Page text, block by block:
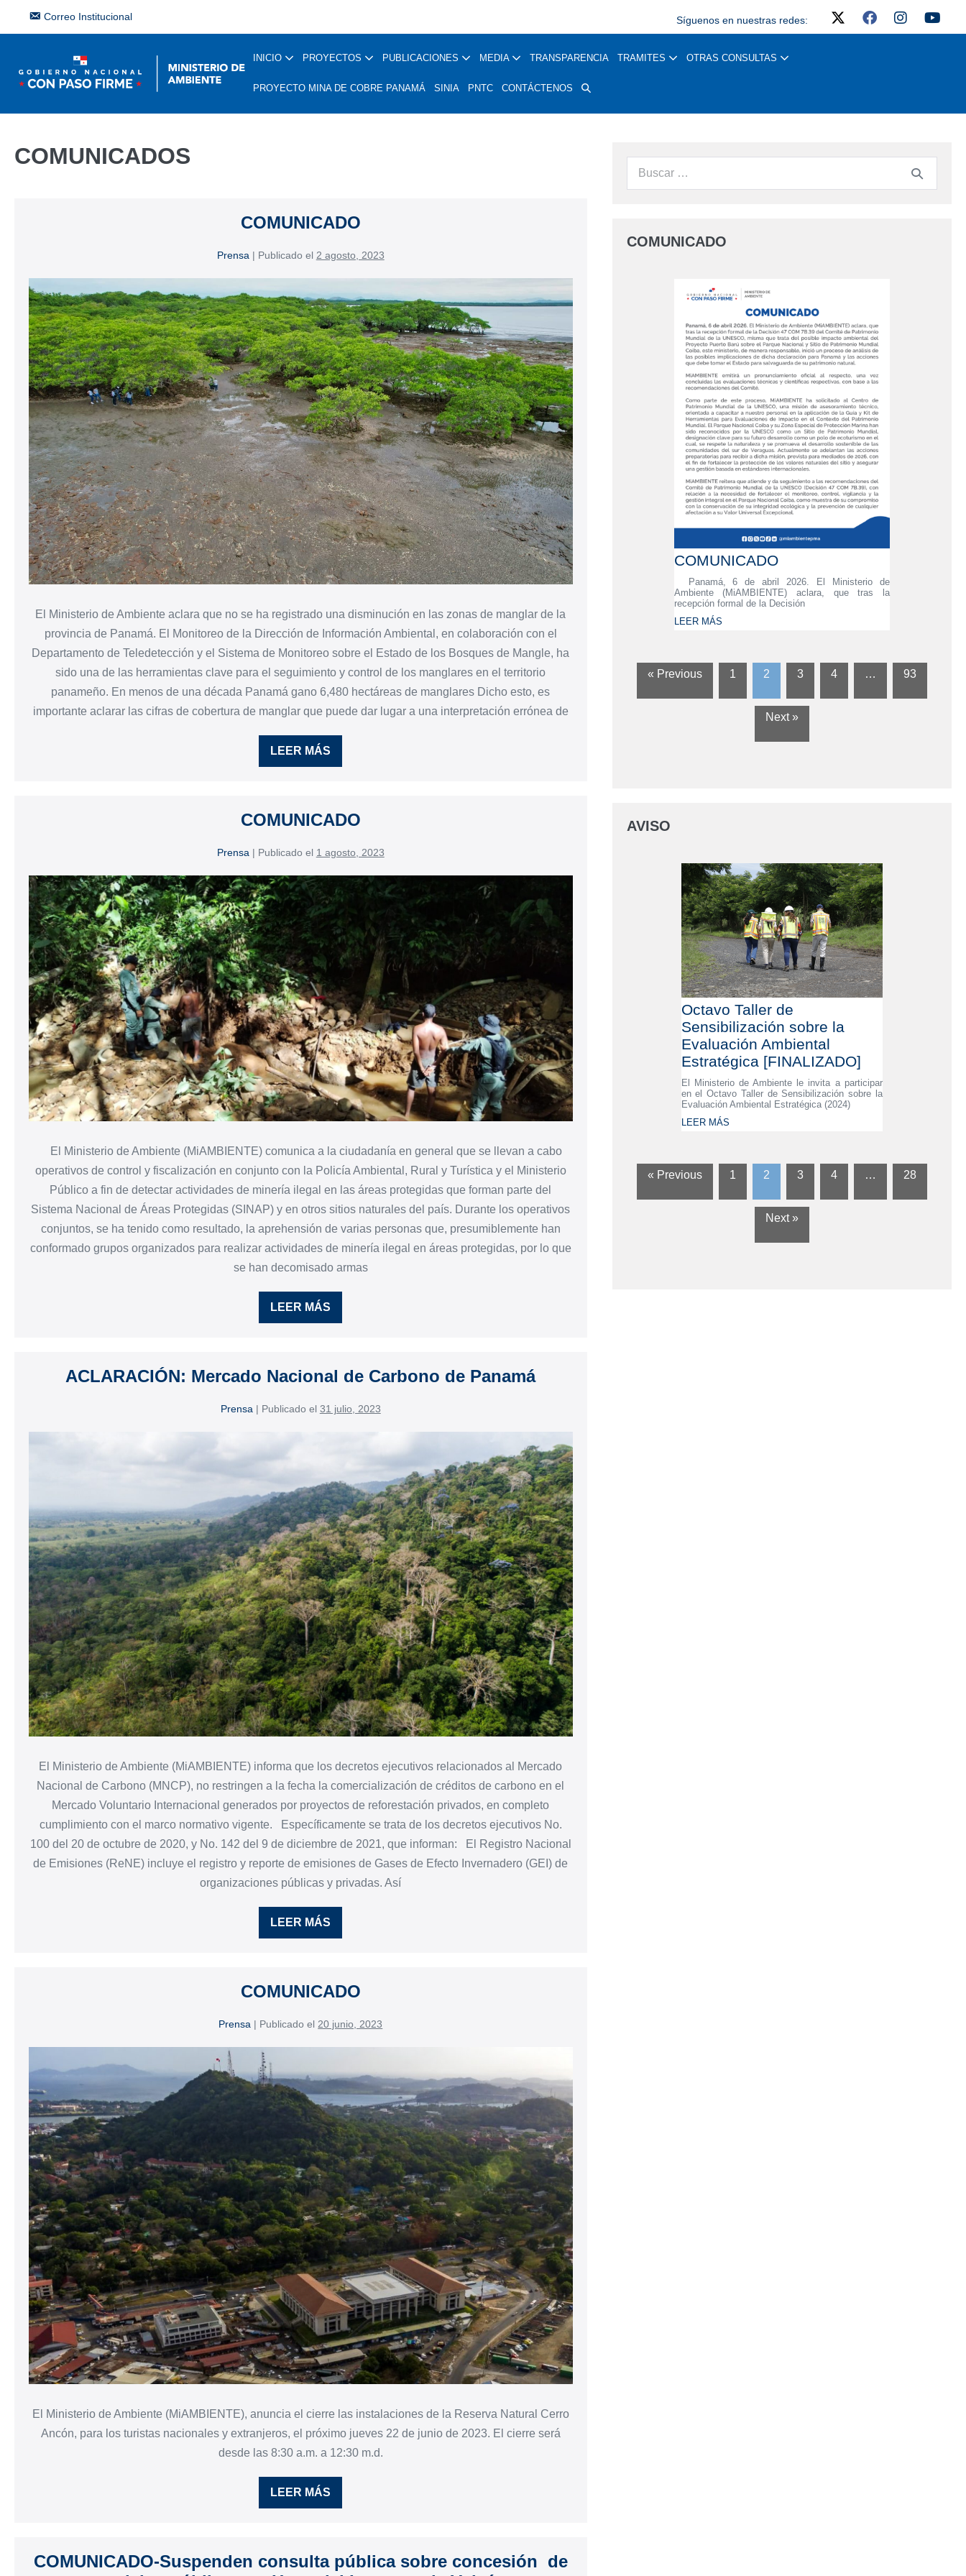
Correo Institucional Síguenos en nuestras redes:
INICIO PROYECTOS PUBLICACIONES MEDIA TRANSPARENCIA TRAMITES OTRAS CONSULTAS
PROYECTO MINA DE COBRE PANAMÁ SINIA PNTC CONTÁCTENOS
COMUNICADOS
COMUNICADO
Prensa | Publicado el 2 agosto, 2023
El Ministerio de Ambiente aclara que no se ha registrado una disminución en las zonas de manglar de la
provincia de Panamá. El Monitoreo de la Dirección de Información Ambiental, en colaboración con el
Departamento de Teledetección y el Sistema de Monitoreo sobre el Estado de los Bosques de Mangle, ha
sido una de las herramientas clave para el seguimiento y control de los manglares en el territorio
panameño. En menos de una década Panamá gano 6,480 hectáreas de manglares Dicho esto, es
importante aclarar las cifras de cobertura de manglar que puede dar lugar a una interpretación errónea de
LEER MÁS
COMUNICADO
Prensa | Publicado el 1 agosto, 2023
El Ministerio de Ambiente (MiAMBIENTE) comunica a la ciudadanía en general que se llevan a cabo
operativos de control y fiscalización en conjunto con la Policía Ambiental, Rural y Turística y el Ministerio
Público a fin de detectar actividades de minería ilegal en las áreas protegidas que forman parte del
Sistema Nacional de Áreas Protegidas (SINAP) y en otros sitios naturales del país. Durante los operativos
conjuntos, se ha tenido como resultado, la aprehensión de varias personas que, presumiblemente han
conformado grupos organizados para realizar actividades de minería ilegal en áreas protegidas, por lo que
se han decomisado armas
LEER MÁS
ACLARACIÓN: Mercado Nacional de Carbono de Panamá
Prensa | Publicado el 31 julio, 2023
El Ministerio de Ambiente (MiAMBIENTE) informa que los decretos ejecutivos relacionados al Mercado
Nacional de Carbono (MNCP), no restringen a la fecha la comercialización de créditos de carbono en el
Mercado Voluntario Internacional generados por proyectos de reforestación privados, en completo
cumplimiento con el marco normativo vigente. Específicamente se trata de los decretos ejecutivos No.
100 del 20 de octubre de 2020, y No. 142 del 9 de diciembre de 2021, que informan: El Registro Nacional
de Emisiones (ReNE) incluye el registro y reporte de emisiones de Gases de Efecto Invernadero (GEI) de
organizaciones públicas y privadas. Así
LEER MÁS
COMUNICADO
Prensa | Publicado el 20 junio, 2023
El Ministerio de Ambiente (MiAMBIENTE), anuncia el cierre las instalaciones de la Reserva Natural Cerro
Ancón, para los turistas nacionales y extranjeros, el próximo jueves 22 de junio de 2023. El cierre será
desde las 8:30 a.m. a 12:30 m.d.
LEER MÁS
COMUNICADO-Suspenden consulta pública sobre concesión de
COMUNICADO
COMUNICADO
Panamá, 6 de abril 2026. El Ministerio de
Ambiente (MiAMBIENTE) aclara, que tras la
recepción formal de la Decisión
LEER MÁS
« Previous 1 2 3 4 … 93
Next »
AVISO
Octavo Taller de
Sensibilización sobre la
Evaluación Ambiental
Estratégica [FINALIZADO]
El Ministerio de Ambiente le invita a participar
en el Octavo Taller de Sensibilización sobre la
Evaluación Ambiental Estratégica (2024)
LEER MÁS
« Previous 1 2 3 4 … 28
Next »